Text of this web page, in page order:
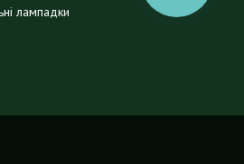
лампадки